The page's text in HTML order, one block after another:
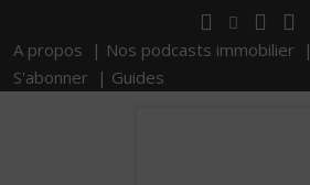
A propos | Nos podcasts immobilier |
S'abonner | Guides